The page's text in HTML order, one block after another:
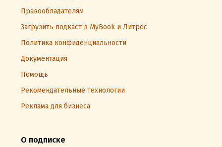
Правообладателям
Загрузить подкаст в MyBook и Литрес
Политика конфиденциальности
Документация
Помощь
Рекомендательные технологии
Реклама для бизнеса
О подписке